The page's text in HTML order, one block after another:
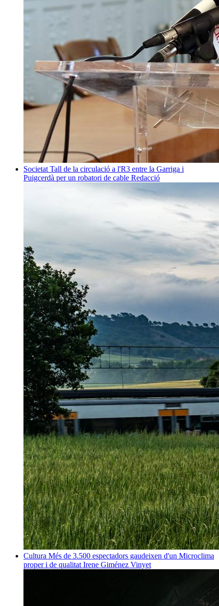
Societat Tall de la circulació a l'R3 entre la Garriga i
Puigcerdà per un robatori de cable Redacció
Cultura Més de 3.500 espectadors gaudeixen d'un Microclima
proper i de qualitat Irene Giménez Vinyet